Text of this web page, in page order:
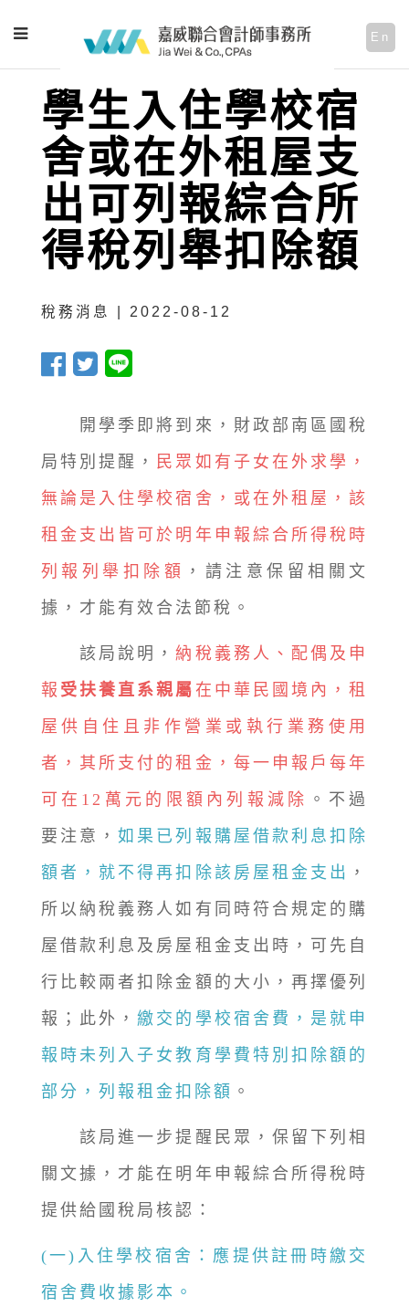
En
學生入住學校宿
舍或在外租屋支
出可列報綜合所
得稅列舉扣除額
稅務消息 | 2022-08-12
開學季即將到來，財政部南區國稅
局特別提醒，
民眾如有子女在外求學，
無論是入住學校宿舍，或在外租屋，該
租金支出皆可於明年申報綜合所得稅時
列報列舉扣除額 ，請注意保留相關文
據，才能有效合法節稅。
該局說明，納稅義務人、配偶及申
報 受扶養直系親屬 在中華民國境內，租
屋供自住且非作營業或執行業務使用
者，其所支付的租金，每一申報戶每年
可在12萬元的限額內列報減除 。不過
要注意，如果已列報購屋借款利息扣除
額者，就不得再扣除該房屋租金支出 ，
所以納稅義務人如有同時符合規定的購
屋借款利息及房屋租金支出時，可先自
行比較兩者扣除金額的大小，再擇優列
報；此外，繳交的學校宿舍費，是就申
報時未列入子女教育學費特別扣除額的
部分，列報租金扣除額 。
該局進一步提醒民眾，保留下列相
關文據，才能在明年申報綜合所得稅時
提供給國稅局核認：
(一)入住學校宿舍：應提供註冊時繳交
宿舍費收據影本。